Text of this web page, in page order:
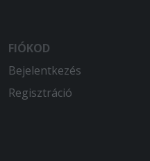
FIÓKOD
Bejelentkezés
Regisztráció